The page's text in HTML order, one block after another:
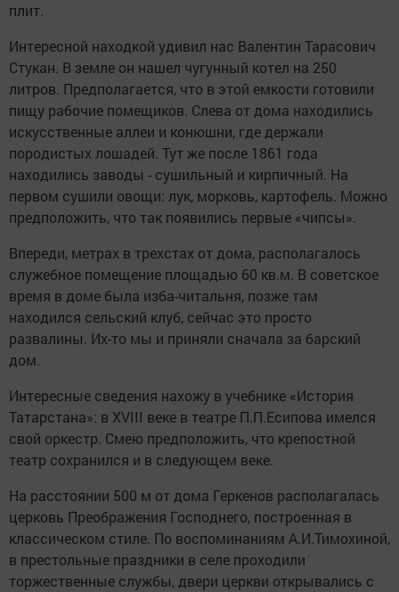
плит.
Интересной находкой удивил нас Валентин Тарасович
Стукан. В земле он нашел чугунный котел на 250
литров. Предполагается, что в этой емкости готовили
пищу рабочие помещиков. Слева от дома находились
искусственные аллеи и конюшни, где держали
породистых лошадей. Тут же после 1861 года
находились заводы - сушильный и кирпичный. На
первом сушили овощи: лук, морковь, картофель. Можно
предположить, что так появились первые «чипсы».
Впереди, метрах в трехстах от дома, располагалось
служебное помещение площадью 60 кв.м. В советское
время в доме была изба-читальня, позже там
находился сельский клуб, сейчас это просто
развалины. Их-то мы и приняли сначала за барский
дом.
Интересные сведения нахожу в учебнике «История
Татарстана»: в XVIII веке в театре П.П.Есипова имелся
свой оркестр. Смею предположить, что крепостной
театр сохранился и в следующем веке.
На расстоянии 500 м от дома Геркенов располагалась
церковь Преображения Господнего, построенная в
классическом стиле. По воспоминаниям А.И.Тимохиной,
в престольные праздники в селе проходили
торжественные службы, двери церкви открывались с